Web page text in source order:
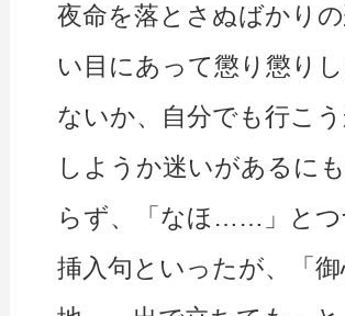
夜命を落とさぬばかり
い目にあって懲り懲り
ないか、自分でも行こう
しようか迷いがあるに
らず、「なほ……」とつ
挿入句といったが、「